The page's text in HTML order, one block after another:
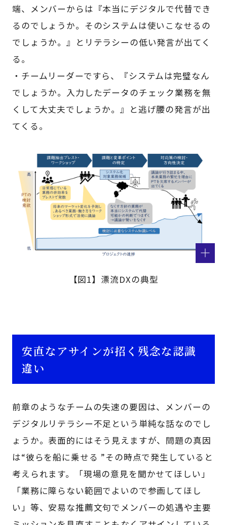
端、メンバーからは『本当にデジタルで代替でき
るのでしょうか。そのシステムは使いこなせるの
でしょうか。』とリテラシーの低い発言が出てく
る。
・チームリーダーですら、『システムは完璧なん
でしょうか。入力したデータのチェック業務を無
くして大丈夫でしょうか。』と逃げ腰の発言が出
てくる。
【図1】漂流DXの典型
安直なアサインが招く残念な認識
違い
前章のようなチームの失速の要因は、メンバーの
デジタルリテラシー不足という単純な話なのでし
ょうか。表面的にはそう見えますが、問題の真因
は“彼らを船に乗せる ”その時点で発生していると
考えられます。「現場の意見を聞かせてほしい」
「業務に障らない範囲でよいので参画してほし
い」等、安易な推薦文句でメンバーの処遇や主要